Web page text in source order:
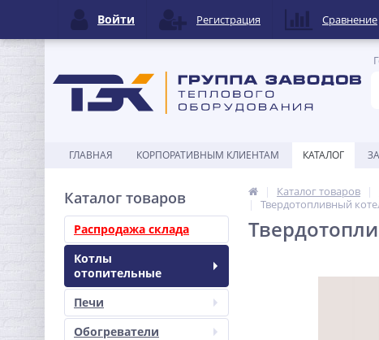
ГЛАВНАЯ КОРПОРАТИВНЫМ КЛИЕНТАМ КАТАЛОГ
Каталог товаров
Распродажа склада
Котлы
отопительные
Печи
Обогреватели
Каталог товаров
Твердотопливный
Войти Регистрация Сравнение